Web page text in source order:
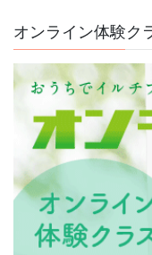
オンライン体験ク
ストレスで詰まった胸
スが多いと、知らな ...
続きを読む
2026年8月2日/＃胸がゆ
り＃腸と脳,ブログ